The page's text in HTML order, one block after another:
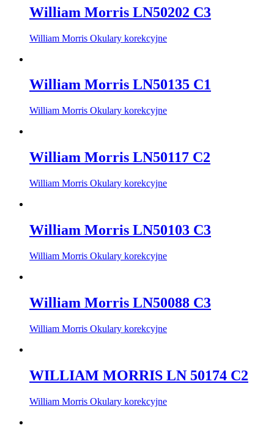
William Morris LN50202 C3
William Morris Okulary korekcyjne
William Morris LN50135 C1
William Morris Okulary korekcyjne
William Morris LN50117 C2
William Morris Okulary korekcyjne
William Morris LN50103 C3
William Morris Okulary korekcyjne
William Morris LN50088 C3
William Morris Okulary korekcyjne
WILLIAM MORRIS LN 50174 C2
William Morris Okulary korekcyjne